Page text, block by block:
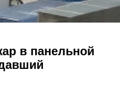
в панельной